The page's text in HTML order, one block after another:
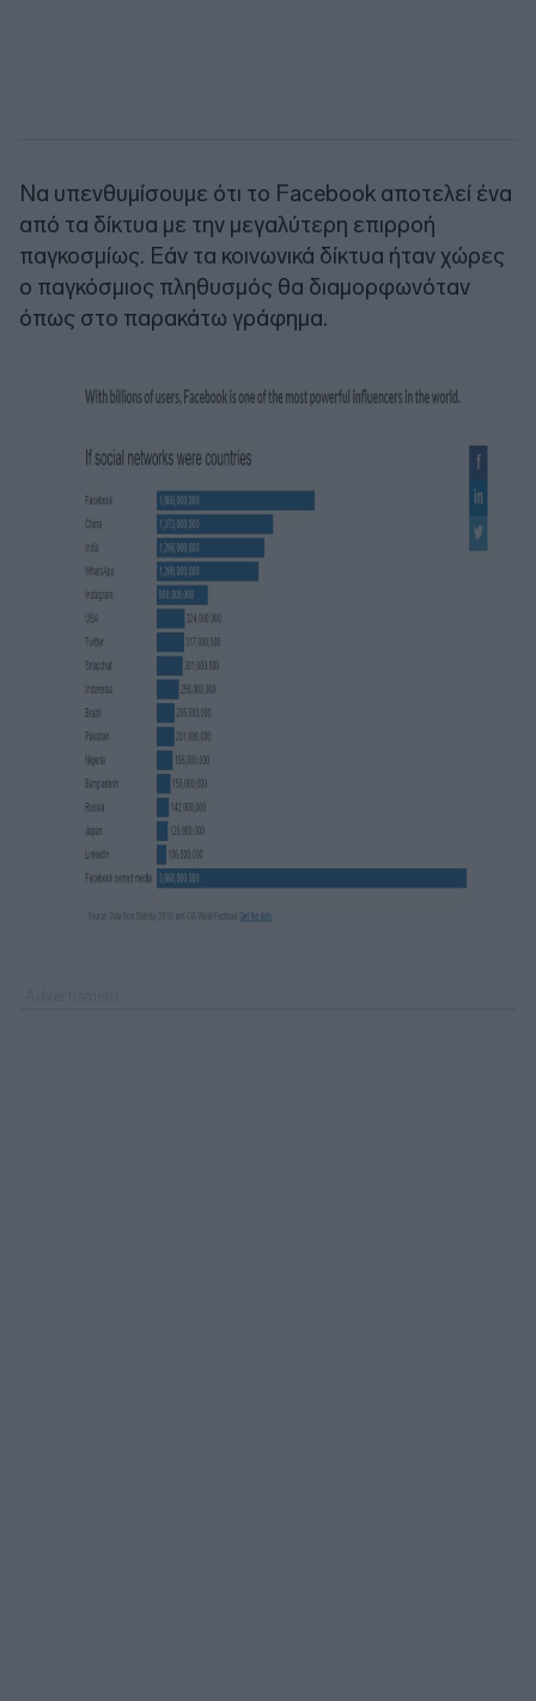
Να υπενθυμίσουμε ότι το Facebook αποτελεί ένα
από τα δίκτυα με την μεγαλύτερη επιρροή
παγκοσμίως. Εάν τα κοινωνικά δίκτυα ήταν χώρες
ο παγκόσμιος πληθυσμός θα διαμορφωνόταν
όπως στο παρακάτω γράφημα.